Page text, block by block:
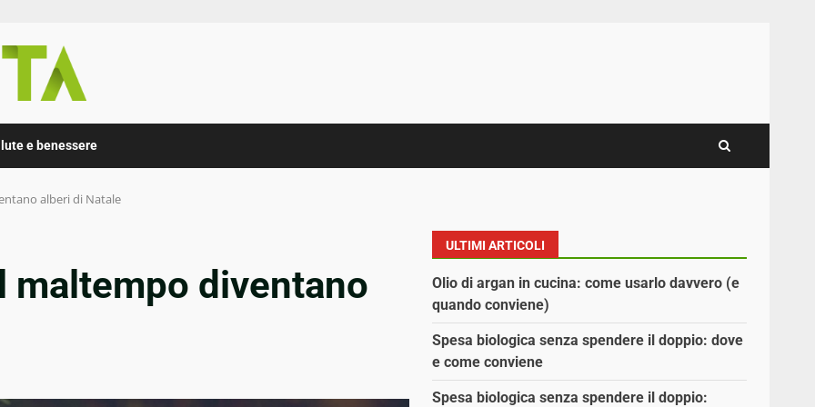
e benessere
alberi di Natale
diventano
ULTIMI ARTICOLI
Olio di argan in cucina: come usarlo davvero (e
quando conviene)
Spesa biologica senza spendere il doppio: dove
e come conviene
Spesa biologica senza spendere il doppio: